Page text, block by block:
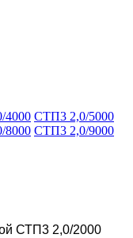
4000 СТП3 2,0/5000
8000 СТП3 2,0/9000
СТП3 2,0/2000